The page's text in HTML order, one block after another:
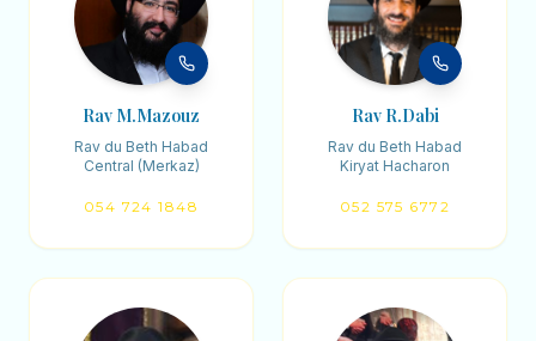
Rav M.Mazouz
Rav du Beth Habad
Central (Merkaz)
054 724 1848
Rav R.Dabi
Rav du Beth Habad
Kiryat Hacharon
052 575 6772